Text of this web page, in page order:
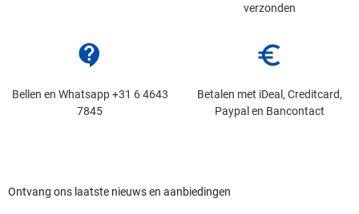
verzonden
contact_support
Bellen en Whatsapp +31 6 4643
7845
euro_symbol
Betalen met iDeal, Creditcard,
Paypal en Bancontact
Ontvang ons laatste nieuws en aanbiedingen